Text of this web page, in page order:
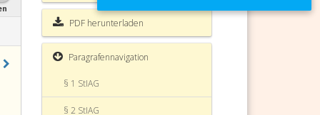
PDF herunterladen
Paragrafennavigation
§ 1 StIAG
§ 2 StIAG